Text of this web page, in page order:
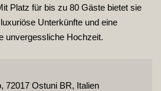
Platz für bis zu 80 Gäste bietet sie
Unterkünfte und eine
unvergessliche Hochzeit.
72017 Ostuni BR, Italien